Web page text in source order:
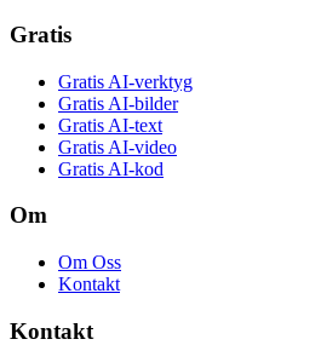
Gratis
Gratis AI-verktyg
Gratis AI-bilder
Gratis AI-text
Gratis AI-video
Gratis AI-kod
Om
Om Oss
Kontakt
Kontakt